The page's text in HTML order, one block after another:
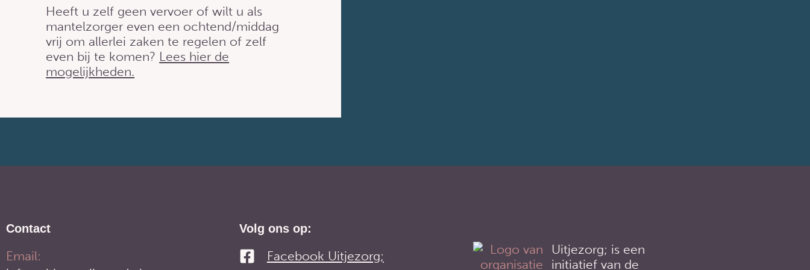
Heeft u zelf geen vervoer of wilt u als
mantelzorger even een ochtend/middag
vrij om allerlei zaken te regelen of zelf
even bij te komen? Lees hier de
mogelijkheden.
Contact
Email:
Volg ons op:
Facebook Uitjezorg;
Uitjezorg; is een
initiatief van de